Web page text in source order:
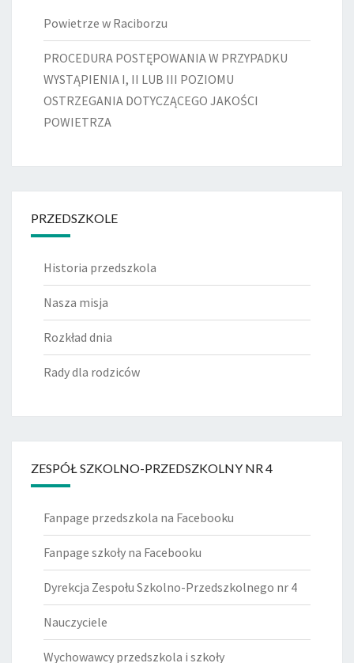
Powietrze w Raciborzu
PROCEDURA POSTĘPOWANIA W PRZYPADKU
WYSTĄPIENIA I, II LUB III POZIOMU
OSTRZEGANIA DOTYCZĄCEGO JAKOŚCI
POWIETRZA
PRZEDSZKOLE
Historia przedszkola
Nasza misja
Rozkład dnia
Rady dla rodziców
ZESPÓŁ SZKOLNO-PRZEDSZKOLNY NR 4
Fanpage przedszkola na Facebooku
Fanpage szkoły na Facebooku
Dyrekcja Zespołu Szkolno-Przedszkolnego nr 4
Nauczyciele
Wychowawcy przedszkola i szkoły